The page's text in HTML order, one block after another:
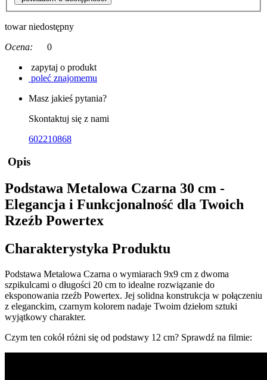
towar niedostępny
Ocena:
0
zapytaj o produkt
poleć znajomemu
Masz jakieś pytania?
Skontaktuj się z nami
602210868
Opis
Podstawa Metalowa Czarna 30 cm -
Elegancja i Funkcjonalność dla Twoich
Rzeźb Powertex
Charakterystyka Produktu
Podstawa Metalowa Czarna o wymiarach 9x9 cm z dwoma
szpikulcami o długości 20 cm to idealne rozwiązanie do
eksponowania rzeźb Powertex. Jej solidna konstrukcja w połączeniu
z eleganckim, czarnym kolorem nadaje Twoim dziełom sztuki
wyjątkowy charakter.
Czym ten cokół różni się od podstawy 12 cm? Sprawdź na filmie: